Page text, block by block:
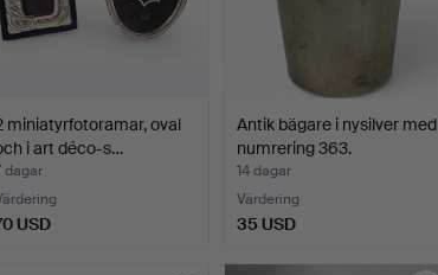
miniatyrfotoramar, oval
i art déco-s…
dagar
USD
Antik bägare i nysilver med
numrering 363.
14 dagar
Värdering
35 USD